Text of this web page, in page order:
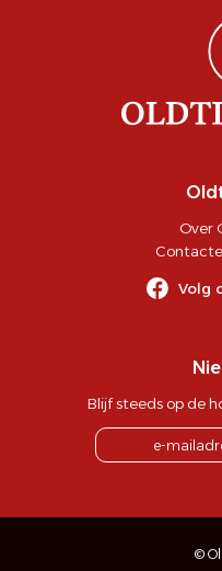
Over
Volg
Blijf steeds op de
©